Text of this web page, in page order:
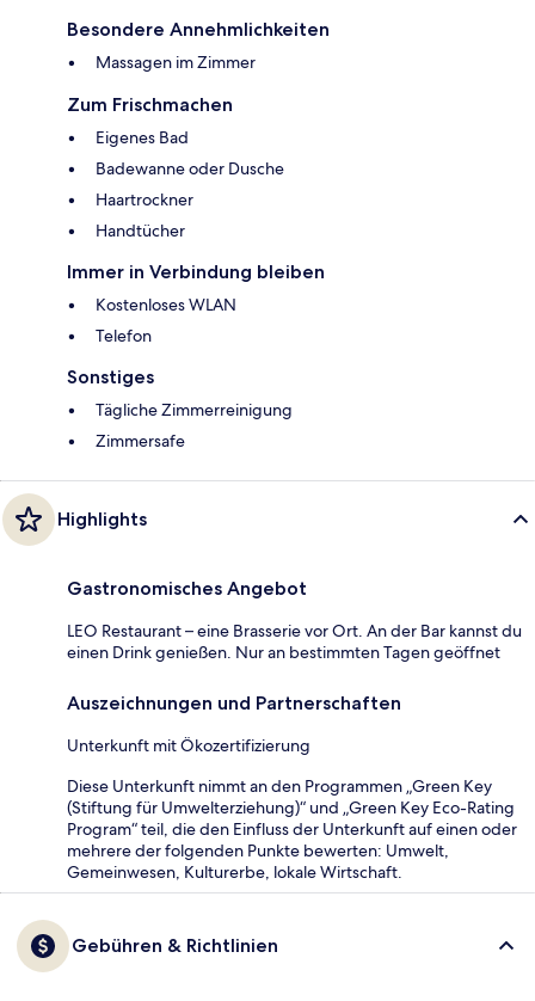
Besondere Annehmlichkeiten
Massagen im Zimmer
Zum Frischmachen
Eigenes Bad
Badewanne oder Dusche
Haartrockner
Handtücher
Immer in Verbindung bleiben
Kostenloses WLAN
Telefon
Sonstiges
Tägliche Zimmerreinigung
Zimmersafe
Highlights
Gastronomisches Angebot
LEO Restaurant – eine Brasserie vor Ort. An der Bar kannst du
einen Drink genießen. Nur an bestimmten Tagen geöffnet
Auszeichnungen und Partnerschaften
Unterkunft mit Ökozertifizierung
Diese Unterkunft nimmt an den Programmen „Green Key
(Stiftung für Umwelterziehung)“ und „Green Key Eco-Rating
Program“ teil, die den Einfluss der Unterkunft auf einen oder
mehrere der folgenden Punkte bewerten: Umwelt,
Gemeinwesen, Kulturerbe, lokale Wirtschaft.
Gebühren & Richtlinien